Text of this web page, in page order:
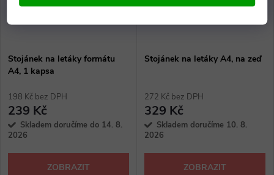
Stojánek na letáky formátu
A4, 1 kapsa
198 Kč bez DPH
239 Kč
Skladem doručíme do 14. 8.
2026
ZOBRAZIT
Stojánek na letáky A4, na zeď
272 Kč bez DPH
329 Kč
Skladem doručíme 10. 8.
2026
ZOBRAZIT